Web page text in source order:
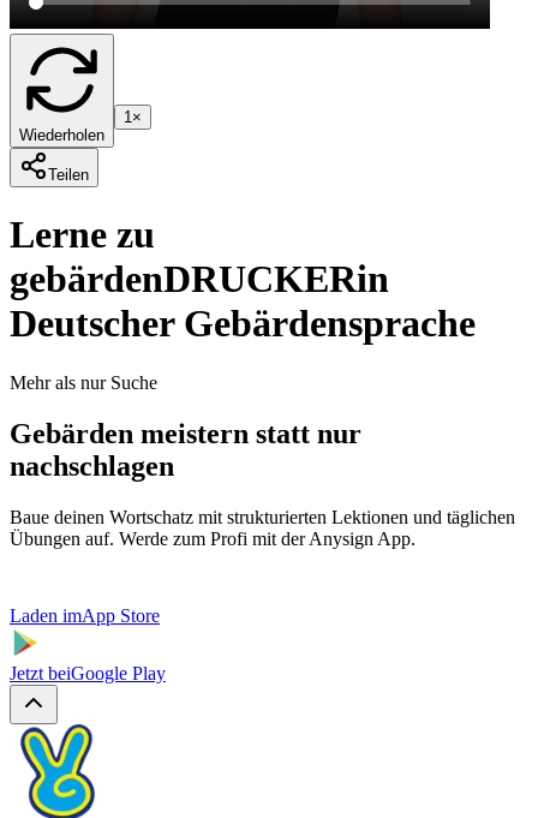
Wiederholen
1×
Teilen
Lerne zu
gebärdenDRUCKERin
Deutscher Gebärdensprache
Mehr als nur Suche
Gebärden meistern statt nur
nachschlagen
Baue deinen Wortschatz mit strukturierten Lektionen und täglichen
Übungen auf. Werde zum Profi mit der Anysign App.
Laden imApp Store
Jetzt beiGoogle Play